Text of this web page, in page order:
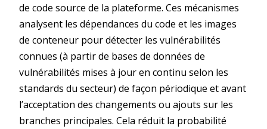
de code source de la plateforme. Ces mécanismes
analysent les dépendances du code et les images
de conteneur pour détecter les vulnérabilités
connues (à partir de bases de données de
vulnérabilités mises à jour en continu selon les
standards du secteur) de façon périodique et avant
l’acceptation des changements ou ajouts sur les
branches principales. Cela réduit la probabilité